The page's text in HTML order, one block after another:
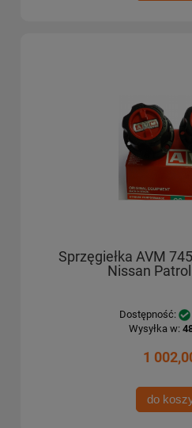
Sprzęgiełka AVM
Nissan
Dostępność:
Wysyłka w:
1
do